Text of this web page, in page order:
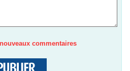
commentaires